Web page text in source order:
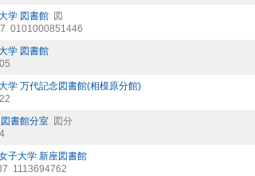
学 図書館 図
0101000851446
学 図書館
学 万代記念図書館(相模原分館)
書館分室 図分
子大学 新座図書館
1113694762